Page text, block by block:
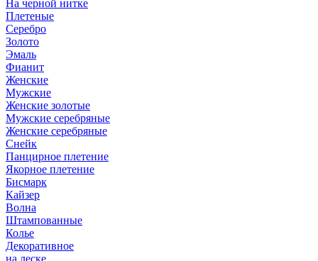
На черной нитке
Плетеные
Серебро
Золото
Эмаль
Фианит
Женские
Мужские
Женские золотые
Мужские серебряные
Женские серебряные
Снейк
Панцирное плетение
Якорное плетение
Бисмарк
Кайзер
Волна
Штампованные
Колье
Декоративное
на леске